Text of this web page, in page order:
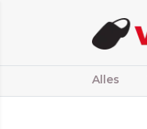
Alles